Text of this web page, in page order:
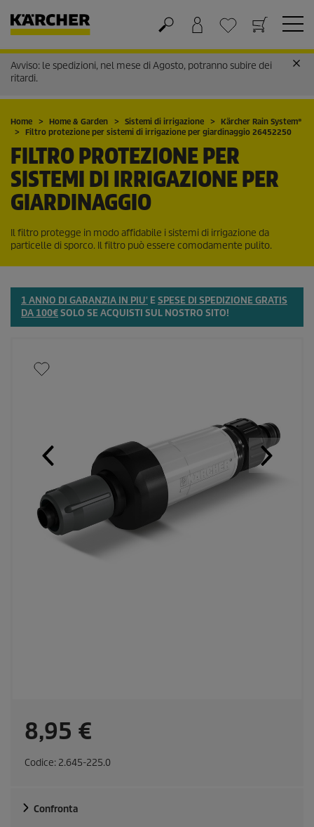
Carrello
Lista dei desideri
Avviso: le spedizioni, nel mese di Agosto, potranno subire dei
ritardi.
Home Home & Garden Sistemi di irrigazione Kärcher Rain System®
Filtro protezione per sistemi di irrigazione per giardinaggio 26452250
FILTRO PROTEZIONE PER
SISTEMI DI IRRIGAZIONE PER
GIARDINAGGIO
Il filtro protegge in modo affidabile i sistemi di irrigazione da
particelle di sporco. Il filtro può essere comodamente pulito.
1 ANNO DI GARANZIA IN PIU' ESPESE DI SPEDIZIONE GRATIS
DA 100€SOLO SE ACQUISTI SUL NOSTRO SITO!
r
e
8,95 €
Codice: 2.645-225.0
Confronta